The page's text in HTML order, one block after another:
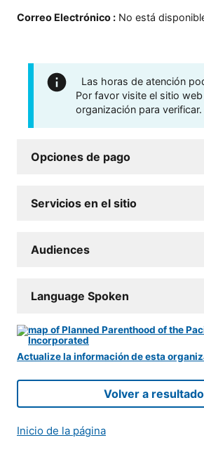
Correo Electrónico : No está
Las horas de atención
Por favor visite el sitio web
organización para verificar.
Opciones de pago
Servicios en el sitio
Audiences
Language Spoken
Actualize la información de esta
Volver a
Inicio de la página